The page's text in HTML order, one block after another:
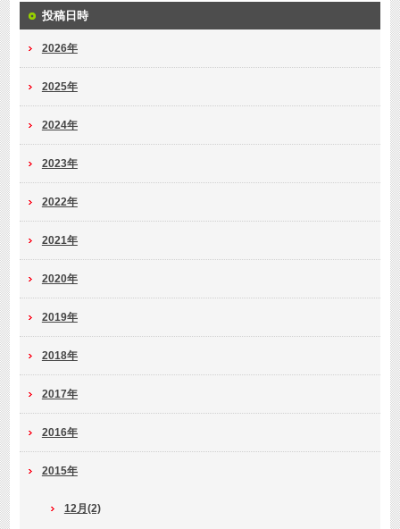
投稿日時
2026年
2025年
2024年
2023年
2022年
2021年
2020年
2019年
2018年
2017年
2016年
2015年
12月(2)